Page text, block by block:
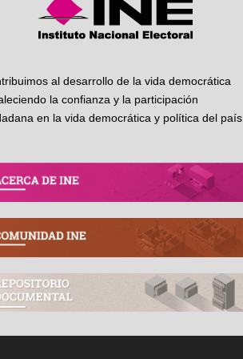
al desarrollo de la vida democrática
la confianza y la participación
en la vida democrática y política del país.